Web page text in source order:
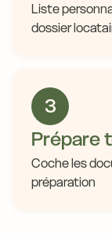
Liste
dossier
3
Prépare
Coche les
préparation